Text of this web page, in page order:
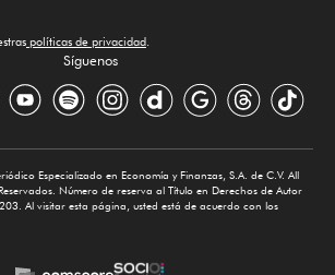
políticas de privacidad.
Síguenos
Especializado en Economía y Finanzas, S.A. de C.V. All
Número de reserva al Título en Derechos de Autor
Al visitar esta página, usted está de acuerdo con los